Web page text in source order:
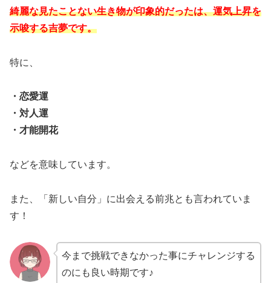
綺麗な見たことない生き物が印象的だったは、運気上昇を
示唆する吉夢です。
特に、
・恋愛運
・対人運
・才能開花
などを意味しています。
また、「新しい自分」に出会える前兆とも言われていま
す！
今まで挑戦できなかった事にチャレンジする
のにも良い時期です♪